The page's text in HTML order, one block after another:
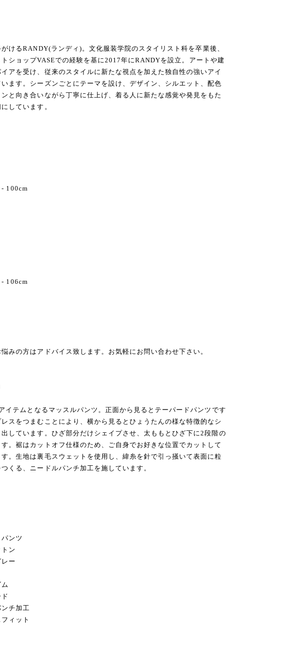
けるRANDY(ランディ)。文化服装学院のスタイリスト科を卒業後、
ショップVASEでの経験を基に2017年にRANDYを設立。アートや建
アを受け、従来のスタイルに新たな視点を加えた独自性の強いアイ
ます。シーズンごとにテーマを設け、デザイン、シルエット、配色
と向き合いながら丁寧に仕上げ、着る人に新たな感覚や発見をもた
しています。
- 100cm
- 106cm
みの方はアドバイス致します。お気軽にお問い合わせ下さい。
イテムとなるマッスルパンツ。正⾯から⾒るとテーパードパンツです
スをつまむことにより、横から⾒るとひょうたんの様な特徴的なシ
出しています。ひざ部分だけシェイプさせ、太ももとひざ下に2段階の
。裾はカットオフ仕様のため、ご自身でお好きな位置でカットして
。生地は裏毛スウェットを使用し、緯糸を針で引っ掻いて表面に粒
くる、ニードルパンチ加工を施しています。
ンツ
ン
ー
チ加工
ィット